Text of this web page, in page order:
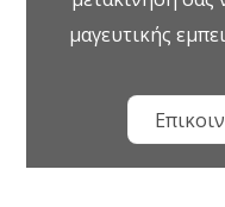
μαγευτικής